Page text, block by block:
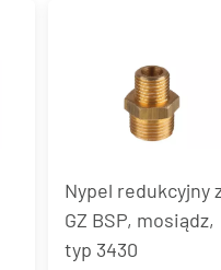
Nypel redukcyjny
GZ BSP, mosiądz,
typ 3430